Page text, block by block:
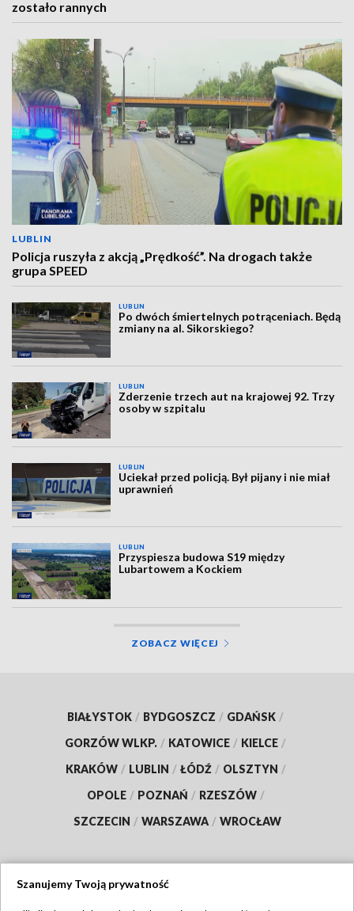
zostało rannych
LUBLIN
Policja ruszyła z akcją „Prędkość”. Na drogach także
grupa SPEED
LUBLIN
Po dwóch śmiertelnych potrąceniach. Będą
zmiany na al. Sikorskiego?
LUBLIN
Zderzenie trzech aut na krajowej 92. Trzy
osoby w szpitalu
LUBLIN
Uciekał przed policją. Był pijany i nie miał
uprawnień
LUBLIN
Przyspiesza budowa S19 między
Lubartowem a Kockiem
ZOBACZ WIĘCEJ
BIAŁYSTOK / BYDGOSZCZ / GDAŃSK /
GORZÓW WLKP. / KATOWICE / KIELCE /
KRAKÓW / LUBLIN / ŁÓDŹ / OLSZTYN /
OPOLE / POZNAŃ / RZESZÓW /
SZCZECIN / WARSZAWA / WROCŁAW
Szanujemy Twoją prywatność